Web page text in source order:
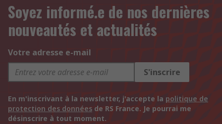
Soyez informé.e de nos dernières
nouveautés et actualités
Votre adresse e-mail
S'inscrire
En m'inscrivant à la newsletter, j'accepte la politique de
protection des données de RS France. Je pourrai me
désinscrire à tout moment.